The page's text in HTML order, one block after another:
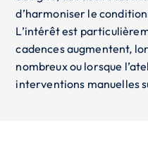
d’harmoniser le
L’intérêt est
cadences augmentent,
nombreux ou lorsque
interventions manuelles